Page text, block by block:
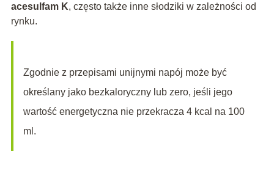
acesulfam K, często także inne słodziki w zależności od
rynku.
Zgodnie z przepisami unijnymi napój może być
określany jako bezkaloryczny lub zero, jeśli jego
wartość energetyczna nie przekracza 4 kcal na 100
ml.